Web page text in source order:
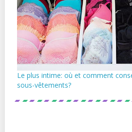
Le plus intime: où et comment
sous-vêtements?